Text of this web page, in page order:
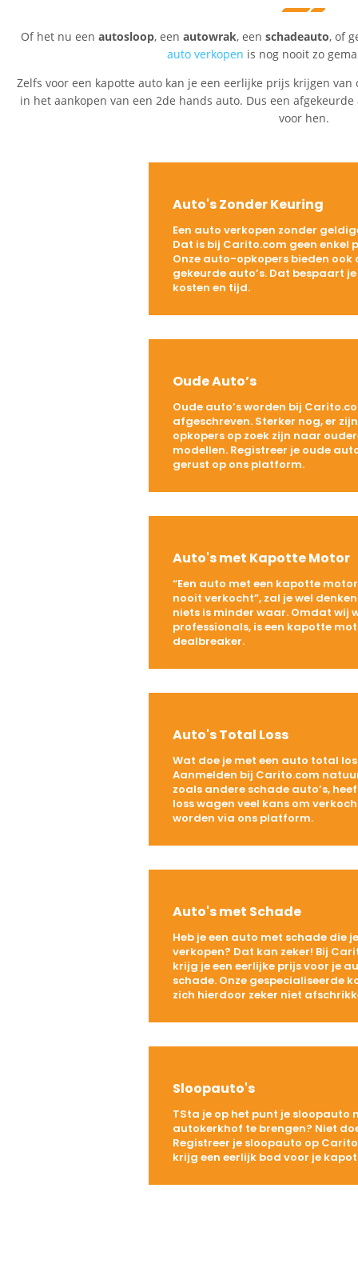
Of het nu een autosloop, een autowrak, een schadeauto, of
auto verkopen is nog nooit zo
Zelfs voor een kapotte auto kan je een eerlijke prijs krijgen van
in het aankopen van een 2de hands auto. Dus een
voor hen.
Auto's Zonder Keuring
Een auto verkopen zonder
Dat is bij Carito.com geen enkel
Onze auto-opkopers bieden ook
gekeurde auto’s. Dat bespaart
kosten en tijd.
Oude Auto’s
Oude auto’s worden bij
afgeschreven. Sterker nog, er
opkopers op zoek zijn naar
modellen. Registreer je oude
gerust op ons platform.
Auto's met Kapotte Motor
“Een auto met een kapotte
nooit verkocht”, zal je wel
niets is minder waar. Omdat wij
professionals, is een kapotte
dealbreaker.
Auto's Total Loss
Wat doe je met een auto total
Aanmelden bij Carito.com
zoals andere schade auto’s,
loss wagen veel kans om
worden via ons platform.
Auto's met Schade
Heb je een auto met schade die
verkopen? Dat kan zeker! Bij
krijg je een eerlijke prijs voor je
schade. Onze gespecialiseerde
zich hierdoor zeker niet
Sloopauto's
TSta je op het punt je sloopauto
autokerkhof te brengen? Niet
Registreer je sloopauto op
krijg een eerlijk bod voor je